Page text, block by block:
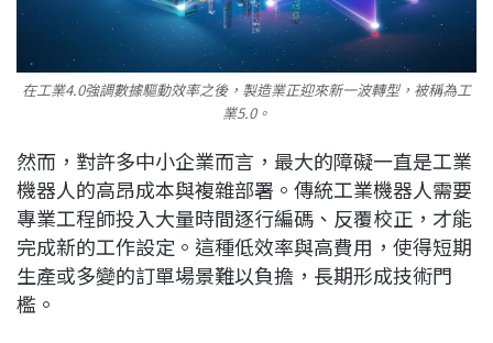
在工業4.0強調數據驅動效率之後，製造業正迎來新一波轉型，被稱為工
業5.0。
然而，對許多中小企業而言，最大的障礙一直是工業
機器人的高昂成本與複雜部署。傳統工業機器人需要
專業工程師投入大量時間逐行編碼、反覆校正，才能
完成新的工作設定。這種低效率與高費用，使得短期
生產或多變的訂單場景難以負擔，長期形成技術門
檻。